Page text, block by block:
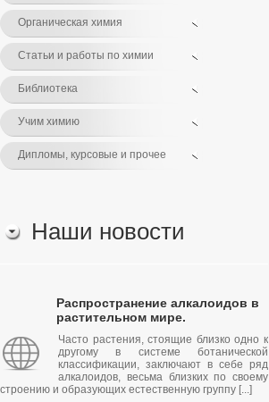
Органическая химия
Статьи и работы по химии
Библиотека
Учим химию
Дипломы, курсовые и прочее
Наши новости
Распространение алкалоидов в
растительном мире.
Часто растения, стоящие близко одно к
другому в системе ботанической
классификации, заключают в себе ряд
алкалоидов, весьма близких по своему
строению и образующих естественную группу [...]